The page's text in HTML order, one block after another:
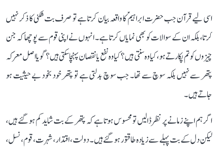
اسی لیے قرآن جب حضرت ابراہیمؑ کا واقعہ بیان کرتا ہے تو صرف بت شکنی کا ذکر نہیں
کرتا، بلکہ ان کے سوالات کو بھی نمایاں کرتا ہے۔ انہوں نے اپنی قوم سے پوچھا کہ جن
چیزوں کو تم پکارتے ہو، کیا وہ سنتی ہیں؟ کیا وہ نفع یا نقصان پہنچا سکتی ہیں؟ گویا اصل معرکہ
پتھر سے نہیں بلکہ سوچ سے تھا۔ جب سوچ بدلتی ہے تو پتھر خود بخود بے حیثیت ہو
جاتے ہیں۔
اگر ہم اپنے زمانے پر نظر ڈالیں تو محسوس ہوتا ہے کہ پتھر کے بت شاید کم ہو گئے ہیں،
لیکن دل کے بت پہلے سے زیادہ طاقتور ہو گئے ہیں۔ دولت، اقتدار، شہرت، قوم، نسل،